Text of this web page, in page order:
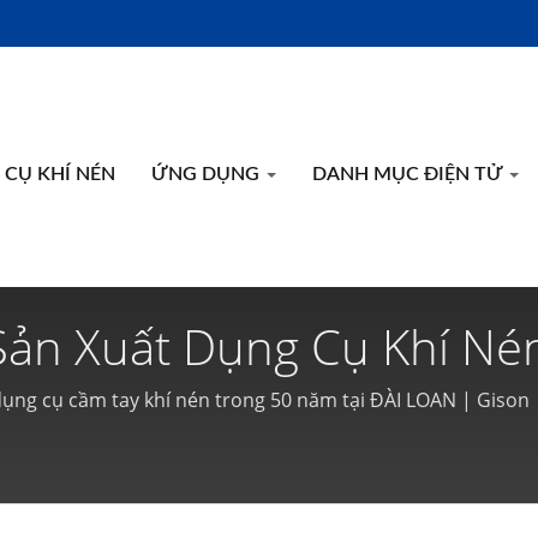
KHÍ NÉN ỨNG DỤNG DANH MỤC ĐIỆN TỬ
Xuất Dụng Cụ Khí
Năm Tại ĐÀI LOAN |
cụ cầm tay khí nén trong 50 năm tại ĐÀI LOAN | Gison